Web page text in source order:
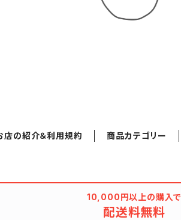
店の紹介＆利用規約 商品カテゴリー
10,000円以上の購入で
配送料無料